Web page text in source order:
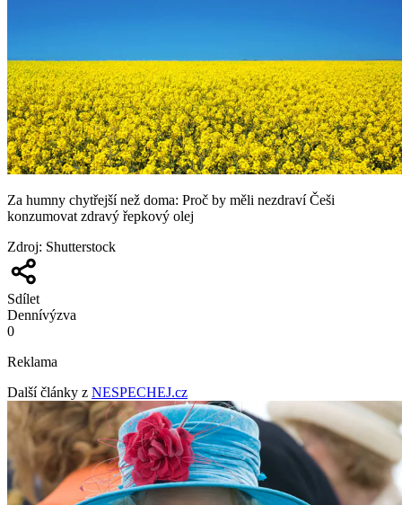
Za humny chytřejší než doma: Proč by měli nezdraví Češi
konzumovat zdravý řepkový olej
Zdroj: Shutterstock
Sdílet
Dennívýzva
0
Reklama
Další články z NESPECHEJ.cz